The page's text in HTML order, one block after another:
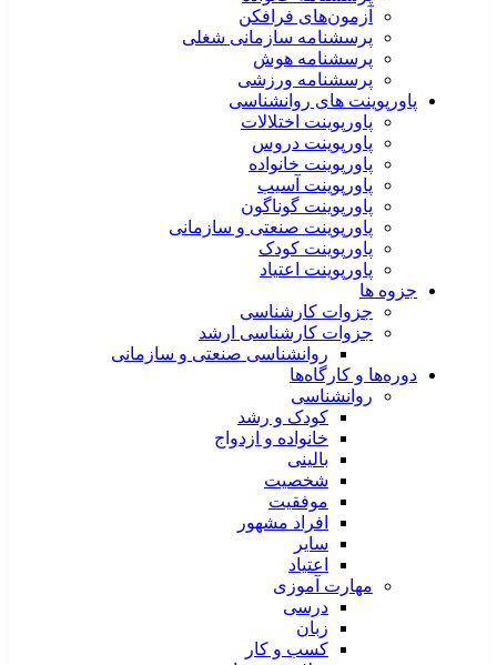
آزمون‌های فرافکن
پرسشنامه سازمانی شغلی
پرسشنامه هوش
پرسشنامه ورزشی
پاورپوینت های روانشناسی
پاورپوینت اختلالات
پاورپوینت دروس
پاورپوینت خانواده
پاورپوینت آسیب
پاورپوینت گوناگون
پاورپوینت صنعتی و سازمانی
پاورپوینت کودک
پاورپوینت اعتیاد
جزوه ها
جزوات کارشناسی
جزوات کارشناسی ارشد
روانشناسی صنعتی و سازمانی
دوره‌ها و کارگاه‌ها
روانشناسی
کودک و رشد
خانواده و ازدواج
بالینی
شخصیت
موفقیت
افراد مشهور
سایر
اعتیاد
مهارت آموزی
درسی
زبان
کسب و کار